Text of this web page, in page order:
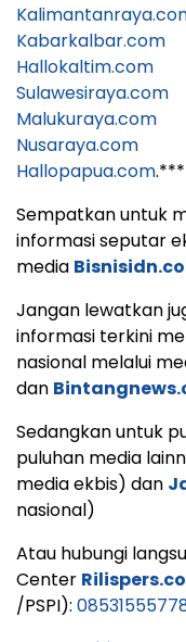
Kabarkalbar.com
Hallokaltim.com
Sulawesiraya.com
Malukuraya.com
Nusaraya.com
Hallopapua.com.***
Sempatkan untuk
informasi seputar
media
Jangan lewatkan
informasi terkini
nasional melalui
dan
Sedangkan untuk
puluhan media
media ekbis) dan
nasional)
Atau hubungi
Center
/PSPI):